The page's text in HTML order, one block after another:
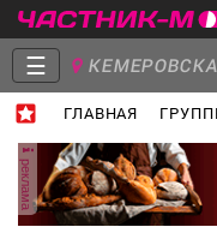
☰
ГЛАВНАЯ
Главная
реклама